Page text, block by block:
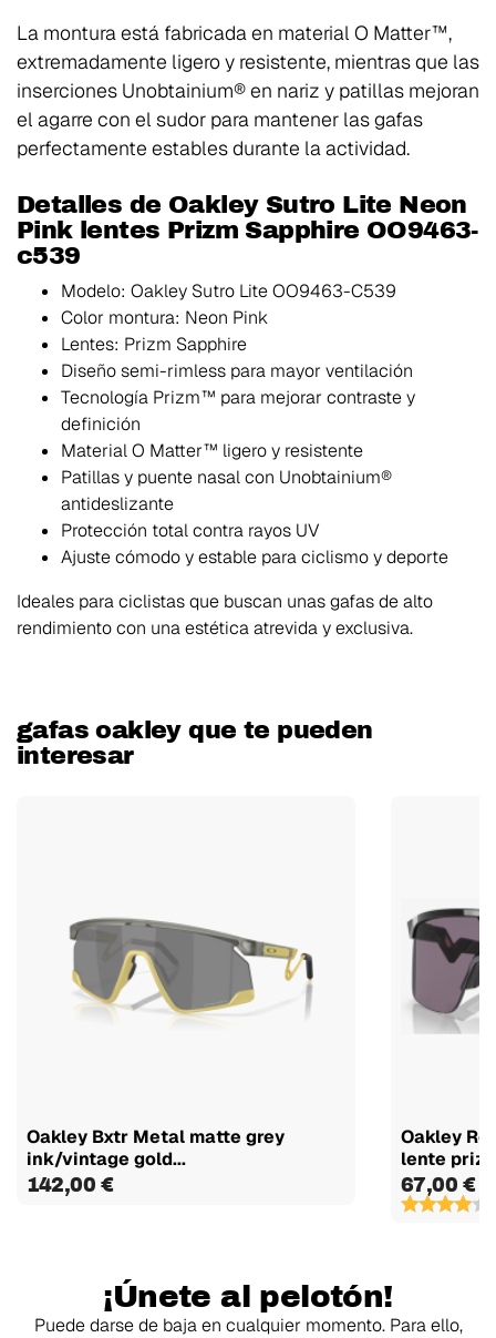
La montura está fabricada en material O Matter™,
extremadamente ligero y resistente, mientras que las
inserciones Unobtainium® en nariz y patillas mejoran
el agarre con el sudor para mantener las gafas
perfectamente estables durante la actividad.
Detalles de Oakley Sutro Lite Neon
Pink lentes Prizm Sapphire OO9463-
c539
Modelo: Oakley Sutro Lite OO9463-C539
Color montura: Neon Pink
Lentes: Prizm Sapphire
Diseño semi-rimless para mayor ventilación
Tecnología Prizm™ para mejorar contraste y
definición
Material O Matter™ ligero y resistente
Patillas y puente nasal con Unobtainium®
antideslizante
Protección total contra rayos UV
Ajuste cómodo y estable para ciclismo y deporte
Ideales para ciclistas que buscan unas gafas de alto
rendimiento con una estética atrevida y exclusiva.
gafas oakley que te pueden
interesar
Oakley Bxtr Metal matte grey
ink/vintage gold...
142,00 €
Oakley
lente
67,00 €
¡Únete al pelotón!
Puede darse de baja en cualquier momento. Para ello,